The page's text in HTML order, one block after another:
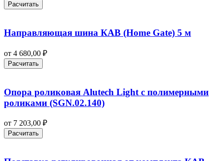
Расчитать
Направляющая шина КАВ (Home Gate) 5 м
от 4 680,00 ₽
Расчитать
Опора роликовая Alutech Light с полимерными
роликами (SGN.02.140)
от 7 203,00 ₽
Расчитать